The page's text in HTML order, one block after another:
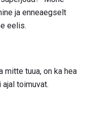
ja enneaegselt
eelis.
mitte tuua, on ka hea
toimuvat.